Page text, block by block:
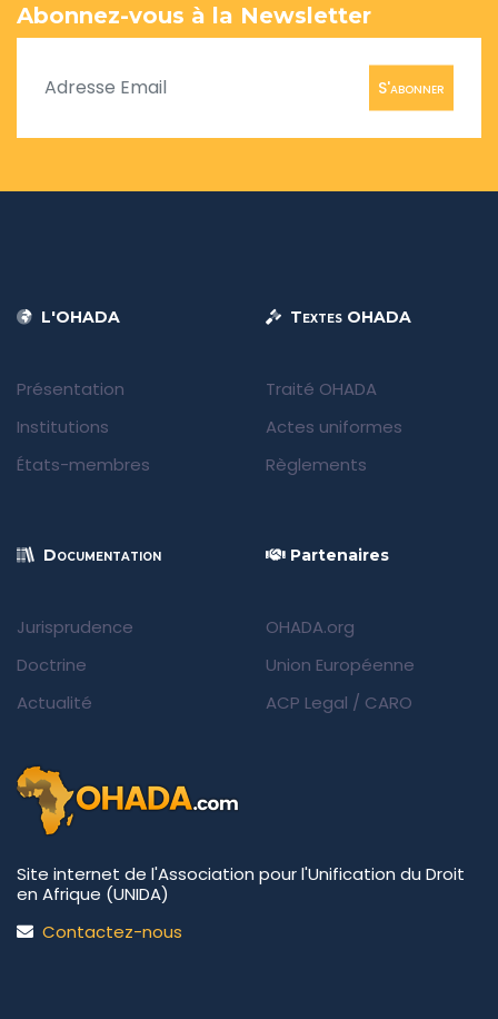
Abonnez-vous à la Newsletter
S'abonner
L'OHADA
Présentation
Institutions
États-membres
Textes OHADA
Traité OHADA
Actes uniformes
Règlements
Documentation
Jurisprudence
Doctrine
Actualité
Partenaires
OHADA.org
Union Européenne
ACP Legal / CARO
Site internet de l'Association pour l'Unification du Droit
en Afrique (UNIDA)
Contactez-nous